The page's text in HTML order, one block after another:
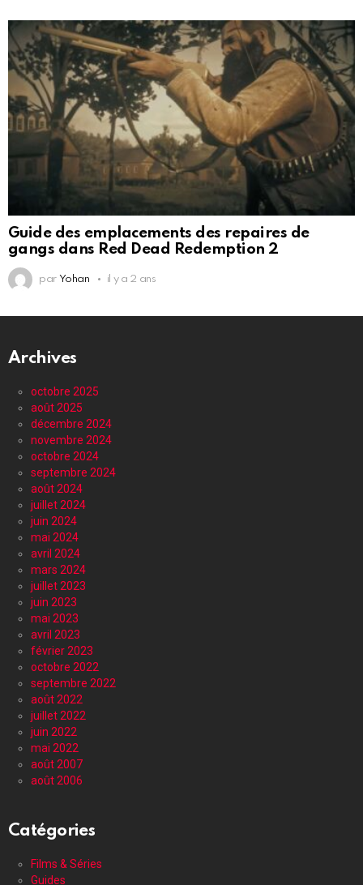
Guide des emplacements des repaires de
gangs dans Red Dead Redemption 2
par Yohan il y a 2 ans
Archives
octobre 2025
août 2025
décembre 2024
novembre 2024
octobre 2024
septembre 2024
août 2024
juillet 2024
juin 2024
mai 2024
avril 2024
mars 2024
juillet 2023
juin 2023
mai 2023
avril 2023
février 2023
octobre 2022
septembre 2022
août 2022
juillet 2022
juin 2022
mai 2022
août 2007
août 2006
Catégories
Films & Séries
Guides